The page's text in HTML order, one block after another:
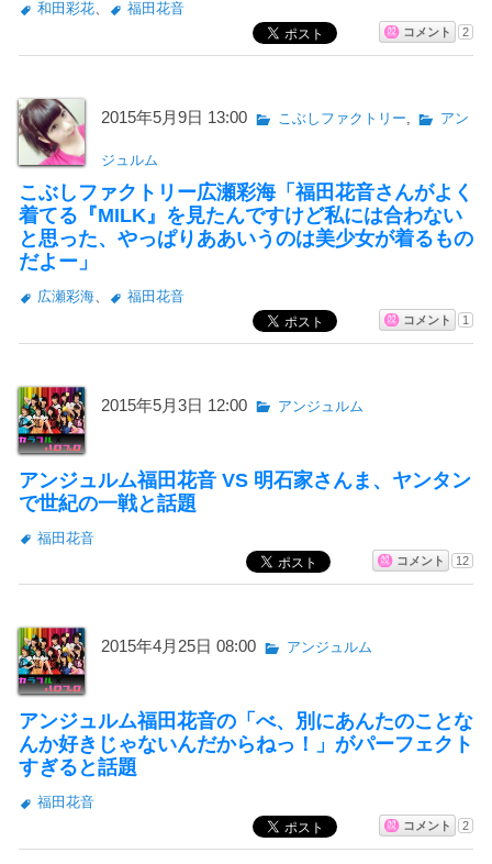
和田彩花、 福田花音
コメント 2
2015年5月9日 13:00 こぶしファクトリー, アン
ジュルム
こぶしファクトリー広瀬彩海「福田花音さんがよく
着てる『MILK』を見たんですけど私には合わない
と思った、やっぱりああいうのは美少女が着るもの
だよー」
広瀬彩海、 福田花音
コメント 1
2015年5月3日 12:00 アンジュルム
アンジュルム福田花音 VS 明石家さんま、ヤンタン
で世紀の一戦と話題
福田花音
コメント 12
2015年4月25日 08:00 アンジュルム
アンジュルム福田花音の「べ、別にあんたのことな
んか好きじゃないんだからねっ！」がパーフェクト
すぎると話題
福田花音
コメント 2